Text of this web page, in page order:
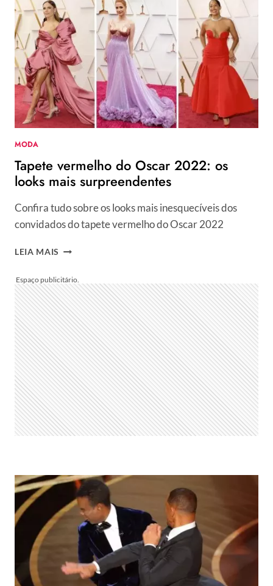
MELHORES
LOOKS
E
TENDÊNCIAS
PARA
SE
INSPIRAR
MODA
Tapete vermelho do Oscar 2022: os
looks mais surpreendentes
Confira tudo sobre os looks mais inesquecíveis dos
convidados do tapete vermelho do Oscar 2022
LEIA MAIS TAPETE
OSCAR
2022:
OS
LOOKS
MAIS
SURPREENDENTES